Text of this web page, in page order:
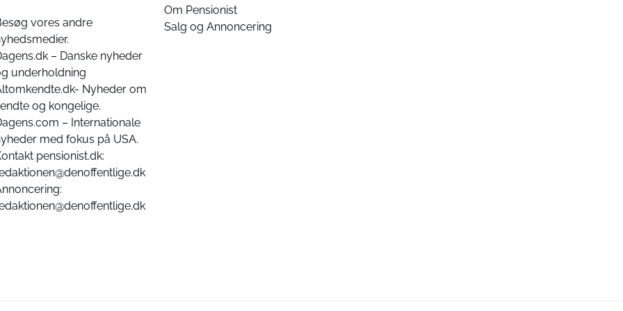
vores andre
– Danske nyheder
underholdning
Nyheder om
og kongelige.
– Internationale
med fokus på USA.
pensionist.dk:
Om Pensionist
Salg og Annoncering